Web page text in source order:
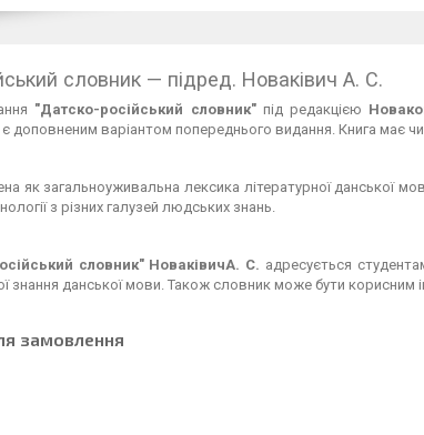
словник — підред. Новаківич А. С.
"Датско-російський словник"під редакцією
доповненим варіантом попереднього видання. Книга має
як загальноуживальна лексика літературної данської
з різних галузей людських знань.
словник" НоваківичА. С. адресується
знання данської мови. Також словник може бути корисним
замовлення